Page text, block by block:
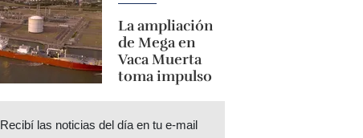
La ampliación
de Mega en
Vaca Muerta
toma impulso
Recibí las noticias del día en tu e-mail